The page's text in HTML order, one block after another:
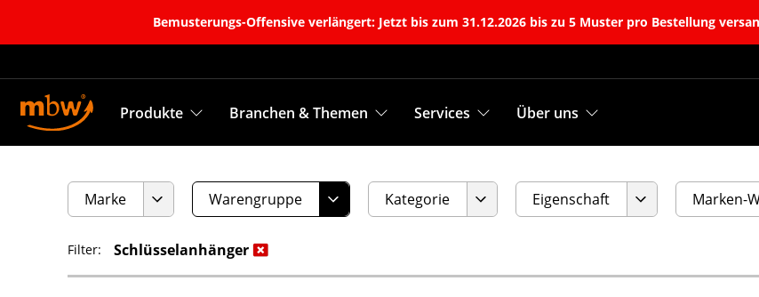
Bemusterungs-Offensive verlängert: Jetzt bis zum 31.12.2026 bis zu 5 Muster pro Bestellung
Produkte Branchen & Themen Services Über uns
Marke Warengruppe Kategorie Eigenschaft Marken-
Filter: Schlüsselanhänger